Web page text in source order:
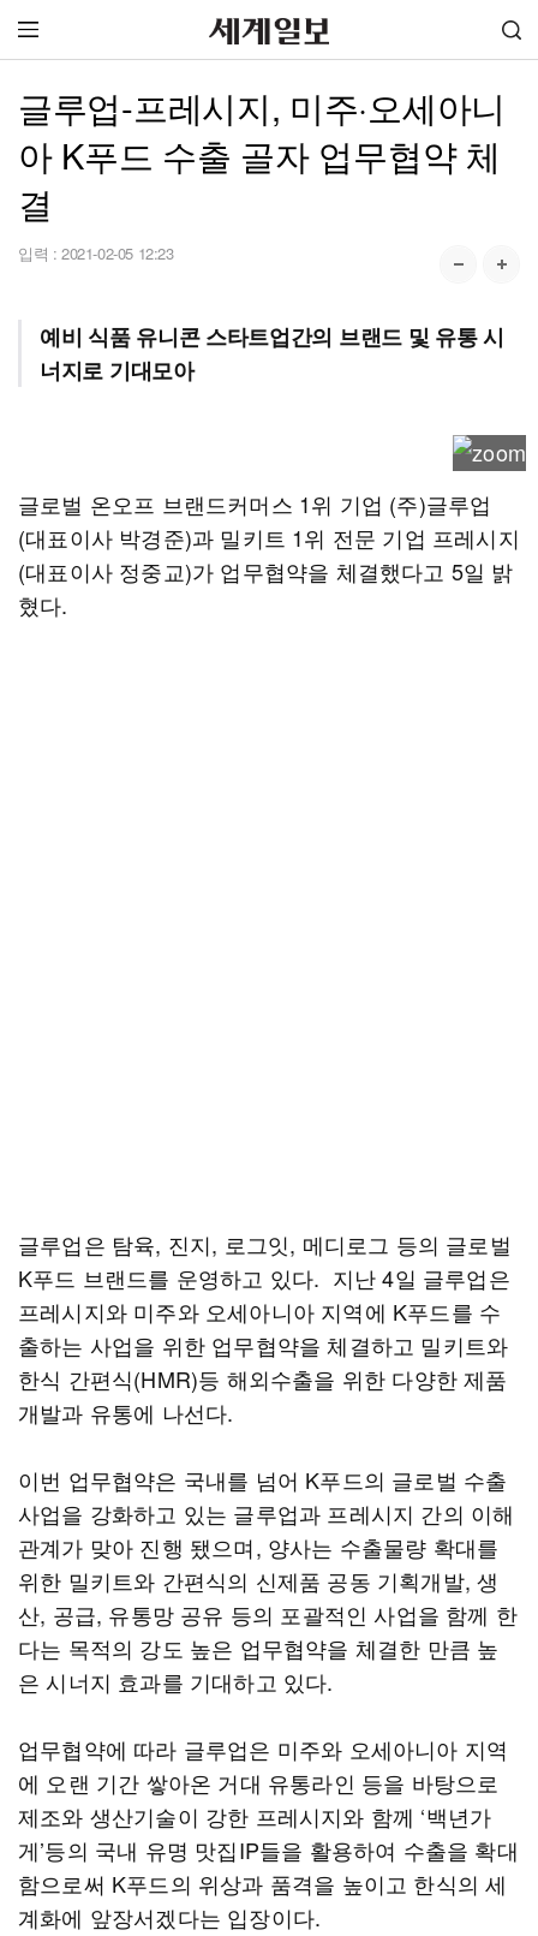
글루업-프레시지, 미주·오세아니
아 K푸드 수출 골자 업무협약 체
결
입력 : 2021-02-05 12:23
예비 식품 유니콘 스타트업간의 브랜드 및 유통 시
너지로 기대모아
글로벌 온오프 브랜드커머스 1위 기업 (주)글루업
(대표이사 박경준)과 밀키트 1위 전문 기업 프레시지
(대표이사 정중교)가 업무협약을 체결했다고 5일 밝
혔다.
글루업은 탐육, 진지, 로그잇, 메디로그 등의 글로벌
K푸드 브랜드를 운영하고 있다. 지난 4일 글루업은
프레시지와 미주와 오세아니아 지역에 K푸드를 수
출하는 사업을 위한 업무협약을 체결하고 밀키트와
한식 간편식(HMR)등 해외수출을 위한 다양한 제품
개발과 유통에 나선다.
이번 업무협약은 국내를 넘어 K푸드의 글로벌 수출
사업을 강화하고 있는 글루업과 프레시지 간의 이해
관계가 맞아 진행 됐으며, 양사는 수출물량 확대를
위한 밀키트와 간편식의 신제품 공동 기획개발, 생
산, 공급, 유통망 공유 등의 포괄적인 사업을 함께 한
다는 목적의 강도 높은 업무협약을 체결한 만큼 높
은 시너지 효과를 기대하고 있다.
업무협약에 따라 글루업은 미주와 오세아니아 지역
에 오랜 기간 쌓아온 거대 유통라인 등을 바탕으로
제조와 생산기술이 강한 프레시지와 함께 ‘백년가
게’등의 국내 유명 맛집IP들을 활용하여 수출을 확대
함으로써 K푸드의 위상과 품격을 높이고 한식의 세
계화에 앞장서겠다는 입장이다.